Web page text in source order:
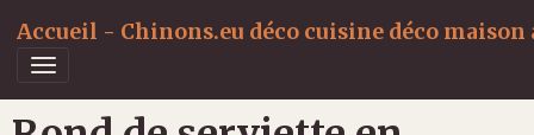
Accueil - Chinons.eu déco cuisine déco